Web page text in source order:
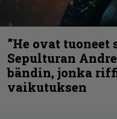
”He ovat
Sepulturan
bändin, jonka
vaikutuksen